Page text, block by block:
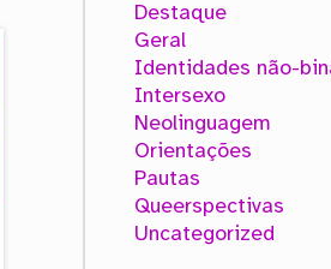
Destaque
Geral
Identidades não-
Intersexo
Neolinguagem
Orientações
Pautas
Queerspectivas
Uncategorized